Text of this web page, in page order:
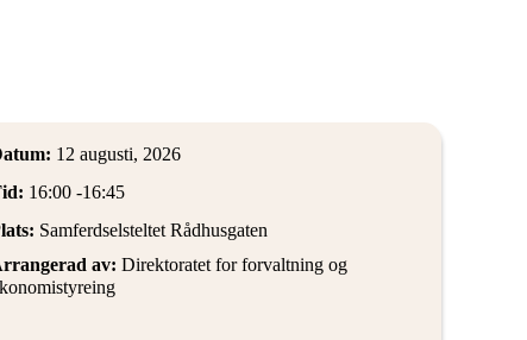
12 augusti, 2026
16:00 -16:45
Samferdselsteltet Rådhusgaten
av:Direktoratet for forvaltning og